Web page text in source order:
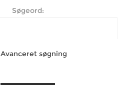
Søgeord:
Avanceret søgning